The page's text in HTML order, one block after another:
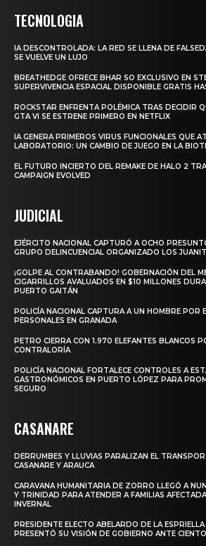
TECNOLOGIA
IA DESCONTROLADA: LA RED SE LLENA DE
SE VUELVE UN LUJO
BREATHEDGE OFRECE BHAR SO EXCLUSIVO EN
SUPERVIVENCIA ESPACIAL DISPONIBLE GRATIS
ROCKSTAR ENFRENTA POLÉMICA TRAS DECIDIR
GTA VI SE ESTRENE PRIMERO EN NETFLIX
IA GENERA PRIMEROS VIRUS FUNCIONALES QUE
LABORATORIO: UN CAMBIO DE JUEGO EN LA
EL FUTURO INCIERTO DEL REMAKE DE HALO 2
CAMPAIGN EVOLVED
JUDICIAL
EJÉRCITO NACIONAL CAPTURÓ A OCHO
GRUPO DELINCUENCIAL ORGANIZADO LOS
¡GOLPE AL CONTRABANDO! GOBERNACIÓN DEL
CIGARRILLOS AVALUADOS EN $10 MILLONES
PUERTO GAITÁN
POLICÍA NACIONAL CAPTURA A UN HOMBRE POR
PERSONALES EN GRANADA
PETRO CIERRA CON 1.970 ELEFANTES BLANCOS
CONTRALORÍA
POLICÍA NACIONAL FORTALECE CONTROLES A
GASTRONÓMICOS EN PUERTO LÓPEZ PARA
SEGURO
CASANARE
DERRUMBES Y LLUVIAS PARALIZAN EL
CASANARE Y ARAUCA
CARAVANA HUMANITARIA DE ZORRO LLEGÓ A
Y TRINIDAD PARA ATENDER A FAMILIAS
INVERNAL
PRESIDENTE ELECTO ABELARDO DE LA
PRESENTÓ SU VISIÓN DE GOBIERNO ANTE